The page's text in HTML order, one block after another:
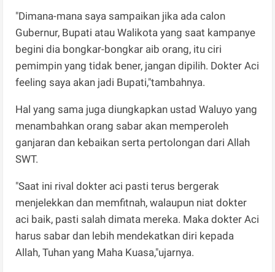
"Dimana-mana saya sampaikan jika ada calon
Gubernur, Bupati atau Walikota yang saat kampanye
begini dia bongkar-bongkar aib orang, itu ciri
pemimpin yang tidak bener, jangan dipilih. Dokter Aci
feeling saya akan jadi Bupati,"tambahnya.
Hal yang sama juga diungkapkan ustad Waluyo yang
menambahkan orang sabar akan memperoleh
ganjaran dan kebaikan serta pertolongan dari Allah
SWT.
"Saat ini rival dokter aci pasti terus bergerak
menjelekkan dan memfitnah, walaupun niat dokter
aci baik, pasti salah dimata mereka. Maka dokter Aci
harus sabar dan lebih mendekatkan diri kepada
Allah, Tuhan yang Maha Kuasa,"ujarnya.